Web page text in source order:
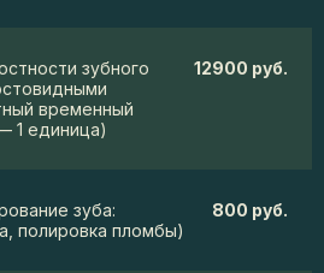
зубного
временный
1 единица)
12900 руб.
зуба:
полировка пломбы)
800 руб.